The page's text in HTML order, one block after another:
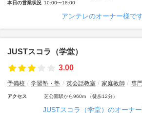
本日の営業状況 10:00〜18:00
アンテレのオーナー様で
JUSTスコラ（学堂）
3.00
予備校 学習塾・塾 英会話教室 家庭教師 専
アクセス 芝公園駅から960m （徒歩12分）
JUSTスコラ（学堂）のオーナ